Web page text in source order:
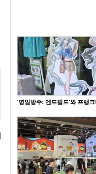
'명일방주: 엔드필드'와 프랭크